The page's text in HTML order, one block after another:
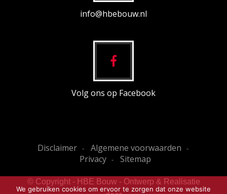
info@hbebouw.nl
Volg ons op Facebook
Disclaimer
Algemene voorwaarden
Privacy
Sitemap
© Copyright - HBE Bouw - Ontwerp & Realisatie
We gebruiken cookies om ervoor te zorgen dat onze website